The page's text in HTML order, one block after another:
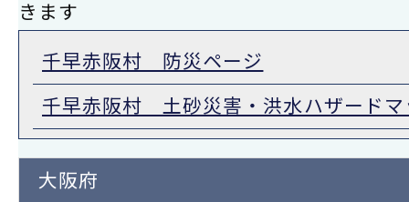
きます
千早赤阪村 防災ページ
千早赤阪村 土砂災害・洪水ハザードマ
大阪府